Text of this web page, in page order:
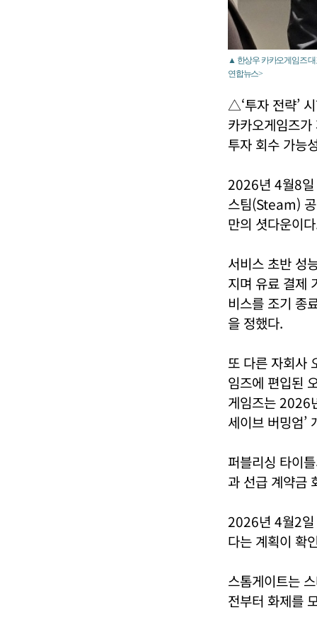
▲ 한상우 카카오게임즈 대
연합뉴스>
△‘투자 전략’
카카오게임즈
투자 회수 가능
2026년 4월8일
스팀(Steam)
만의 셧다운이
서비스 초반 성
지며 유료 결제
비스를 조기 종
을 정했다.
또 다른 자회사
임즈에 편입된
게임즈는 2026
세이브 버밍엄’
퍼블리싱 타이
과 선급 계약금
2026년 4월2일
다는 계획이 확
스톰게이트는
전부터 화제를